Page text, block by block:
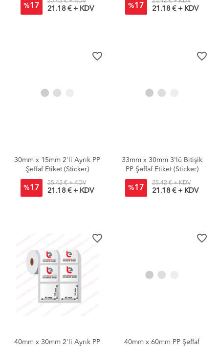
%17 21.18 € + KDV %17 21.18 € + KDV
favorite_border
30mm x 15mm 2'li Ayrık PP
Şeffaf Etiket (Sticker)
%17
25.42 € + KDV
21.18 € + KDV
favorite_border
33mm x 30mm 3'lü Bitişik
PP Şeffaf Etiket (Sticker)
%17
25.42 € + KDV
21.18 € + KDV
favorite_border
40mm x 30mm 2'li Ayrık PP
favorite_border
40mm x 60mm PP Şeffaf